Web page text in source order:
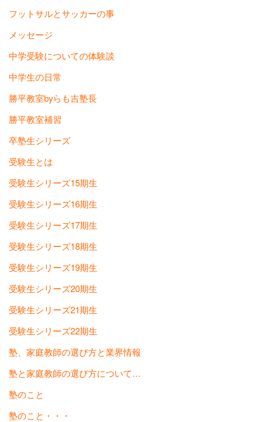
フットサルとサッカーの事
メッセージ
中学受験についての体験談
中学生の日常
勝平教室byらも吉塾長
勝平教室補習
卒塾生シリーズ
受験生とは
受験生シリーズ15期生
受験生シリーズ16期生
受験生シリーズ17期生
受験生シリーズ18期生
受験生シリーズ19期生
受験生シリーズ20期生
受験生シリーズ21期生
受験生シリーズ22期生
塾、家庭教師の選び方と業界情報
塾と家庭教師の選び方について…
塾のこと
塾のこと・・・